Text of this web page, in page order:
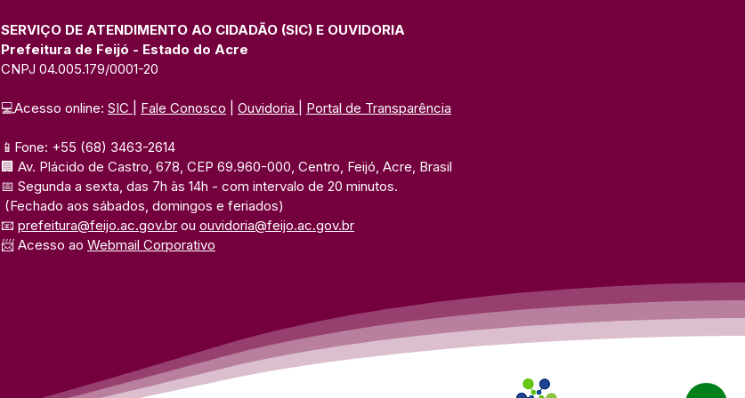
Açaí na Expo Juruá
UFAC
SERVIÇO DE ATENDIMENTO AO CIDADÃO (SIC) E OUVIDORIA
Prefeitura de Feijó - Estado do Acre
CNPJ 04.005.179/0001-20
💻Acesso online: SIC Fale Conosco Ouvidoria Portal de Transparência
📱Fone: +55 (68) 3463-2614
🏢 Av. Plácido de Castro, 678, CEP 69.960-000, Centro, Feijó, Acre, Brasil
📅 Segunda a sexta, das 7h às 14h - com intervalo de 20 minutos.
(Fechado aos sábados, domingos e feriados)
📧 prefeitura@feijo.ac.gov.br ou ouvidoria@feijo.ac.gov.br
📨 Acesso ao Webmail Corporativo